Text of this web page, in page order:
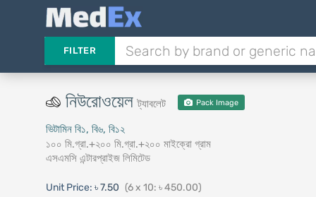
FILTER
নিউরোওয়েলট্যাবলেট Pack Image
ভিটামিন বি১, বি৬, বি১২
১০০ মি.গ্রা.+২০০ মি.গ্রা.+২০০ মাইক্রো গ্রাম
এসএমসি এন্টারপ্রাইজ লিমিটেড
Unit Price: ৳ 7.50 (6 x 10: ৳ 450.00)